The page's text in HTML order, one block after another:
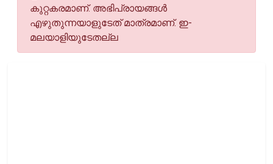
കുറ്റകരമാണ്. അഭിപ്രായങ്ങള്‍
എഴുതുന്നയാളുടേത് മാത്രമാണ്. ഇ-
മലയാളിയുടേതല്ല